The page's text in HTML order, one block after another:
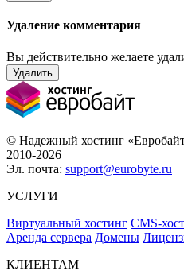
Удаление комментария
Вы действительно желаете
Удалить
© Надежный хостинг
2010-2026
Эл. почта: support@eurobyte.ru
УСЛУГИ
Виртуальный хостинг CMS-
Аренда сервера Домены
КЛИЕНТАМ